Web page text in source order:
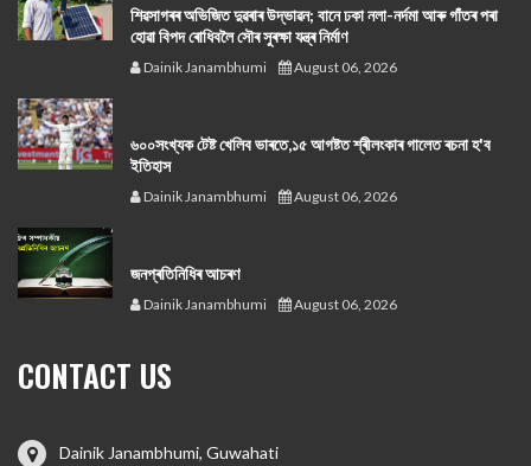
শিৱসাগৰৰ অভিজিত দুৱৰাৰ উদ্ভাৱন; বানে ঢকা নলা-নৰ্দমা আৰু গাঁতৰ পৰা
হোৱা বিপদ ৰোধিবলৈ সৌৰ সুৰক্ষা যন্ত্ৰ নিৰ্মাণ
Dainik Janambhumi August 06, 2026
৬০০সংখ্যক টেষ্ট খেলিব ভাৰতে,১৫ আগষ্টত শ্ৰীলংকাৰ গালেত ৰচনা হ'ব
ইতিহাস
Dainik Janambhumi August 06, 2026
জনপ্ৰতিনিধিৰ আচৰণ
Dainik Janambhumi August 06, 2026
CONTACT US
Dainik Janambhumi, Guwahati